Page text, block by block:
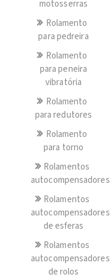
motosserras
Rolamento
para pedreira
Rolamento
para peneira
vibratória
Rolamento
para redutores
Rolamento
para torno
Rolamentos
autocompensadores
Rolamentos
autocompensadores
de esferas
Rolamentos
autocompensadores
de rolos